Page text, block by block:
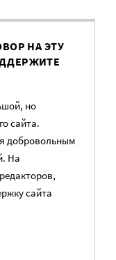
НА ЭТУ
но
сайта.
добровольным
На
сайта